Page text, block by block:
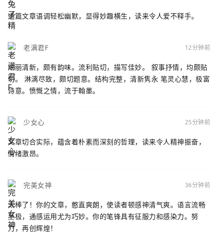
通篇文章语调轻松幽默，显得妙趣横生，读来令人爱不释手。
老满君F 12分钟前
炫丽清新，颇有韵味。流利贴切，描写佳妙。 叙事抒情，均颇贴
切。 淋漓尽致，颇切题意。结构完整，清新隽永 笔灵心慧，极富
诗意。愤慨之情，流于翰墨。
少女心 25分钟前
文章切合实际，蕴含着朴素而深刻的哲理，读来令人精神振奋，
情绪激昂。
完美女神 36分钟前
太棒了！你的文章，憨直爽朗，使读者顿感神清气爽。语言流畅
至极，通感运用尤为巧妙。你的笔锋具有征服力和感染力。努
力，再创辉煌！